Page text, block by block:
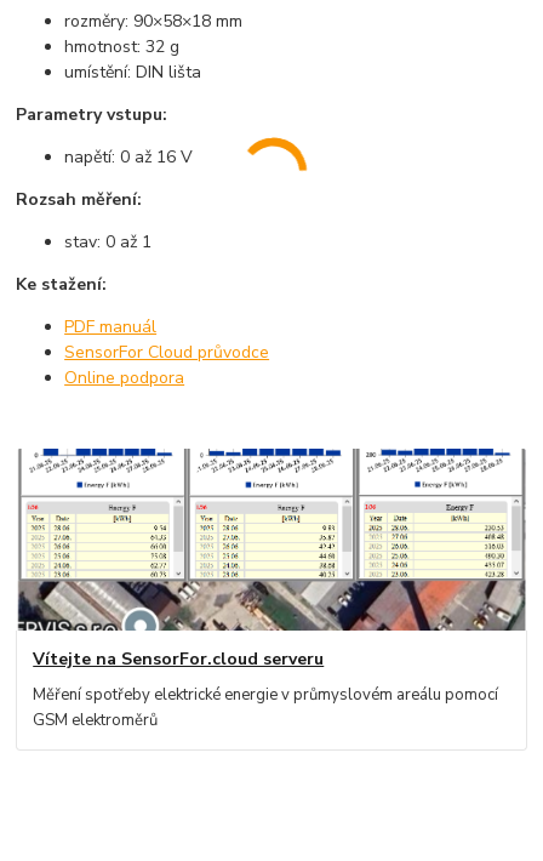
rozměry: 90×58×18 mm
hmotnost: 32 g
umístění: DIN lišta
Parametry vstupu:
napětí: 0 až 16 V
Rozsah měření:
stav: 0 až 1
Ke stažení:
PDF manuál
SensorFor Cloud průvodce
Online podpora
Vítejte na SensorFor.cloud serveru
Měření spotřeby elektrické energie v průmyslovém areálu pomocí
GSM elektroměrů